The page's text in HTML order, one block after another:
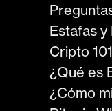
Estafas y
Cripto 101
¿Qué es
¿Cómo